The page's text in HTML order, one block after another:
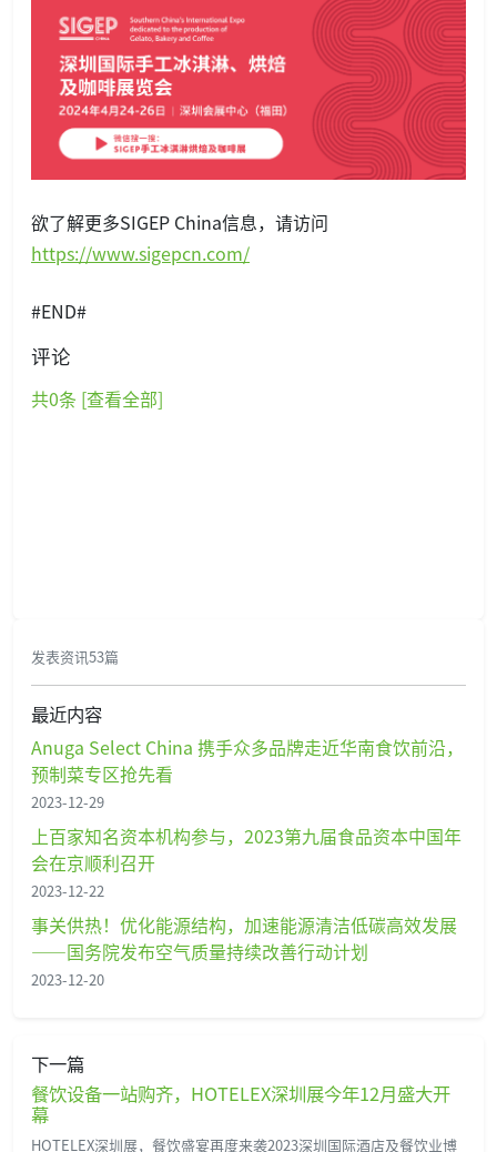
欲了解更多SIGEP China信息，请访问
https://www.sigepcn.com/
#END#
评论
共0条 [查看全部]
发表资讯53篇
最近内容
Anuga Select China 携手众多品牌走近华南食饮前沿，
预制菜专区抢先看
2023-12-29
上百家知名资本机构参与，2023第九届食品资本中国年
会在京顺利召开
2023-12-22
事关供热！优化能源结构，加速能源清洁低碳高效发展
——国务院发布空气质量持续改善行动计划
2023-12-20
下一篇
餐饮设备一站购齐，HOTELEX深圳展今年12月盛大开
幕
HOTELEX深圳展，餐饮盛宴再度来袭2023深圳国际酒店及餐饮业博